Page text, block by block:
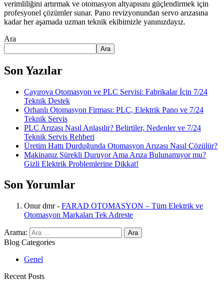
verimliliğini artırmak ve otomasyon altyapısını güçlendirmek için
profesyonel çözümler sunar. Pano revizyonundan servo arızasına
kadar her aşamada uzman teknik ekibimizle yanınızdayız.
Ara
Ara
Son Yazılar
Çayırova Otomasyon ve PLC Servisi: Fabrikalar İçin 7/24
Teknik Destek
Orhanlı Otomasyon Firması: PLC, Elektrik Pano ve 7/24
Teknik Servis
PLC Arızası Nasıl Anlaşılır? Belirtiler, Nedenler ve 7/24
Teknik Servis Rehberi
Üretim Hattı Durduğunda Otomasyon Arızası Nasıl Çözülür?
Makinanız Sürekli Duruyor Ama Arıza Bulunamıyor mu?
Gizli Elektrik Problemlerine Dikkat!
Son Yorumlar
Onur dmr- FARAD OTOMASYON – Tüm Elektrik ve
Otomasyon Markaları Tek Adreste
Arama:
Blog Categories
Genel
Recent Posts